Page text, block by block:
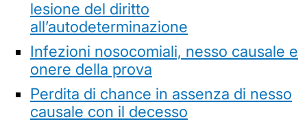
lesione del diritto
all’autodeterminazione
Infezioni nosocomiali, nesso causale e
onere della prova
Perdita di chance in assenza di nesso
causale con il decesso